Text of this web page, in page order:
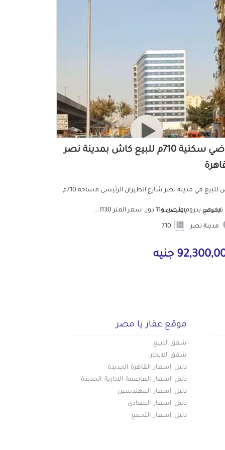
أراضي سكنية 710م للبيع كاش بمدينة نصر
ارض للبيع في مدينه نصر شارع الطيران الرئيسى مساحة 710م
بدروم وارضى و11 دور. سعر المتر 130ا...
الموقع
مدينة نصر
المساحة
جنيه
موقع عقار يا مصر
شقق للبيع
شقق للايجار
دليل اسعار القاهرة الجديدة
دليل اسعار العاصمة الادارية الجديدة
دليل اسعار المهندسين
دليل اسعار المعادي
دليل اسعار التجمع